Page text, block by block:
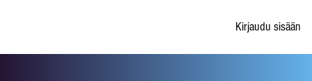
Kirjaudu sisään